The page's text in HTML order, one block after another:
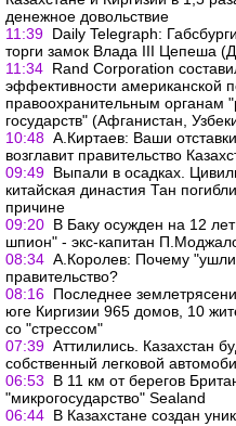
денежное довольствие
11:39 Daily Telegraph:
торги замок Влада III Цепеша
11:34 Rand Corporation
эффективности американской
правоохранительным органам
государств" (Афганистан,
10:48 А.Киртаев: Ваши
возглавит правительство
09:49 Выпали в осадках.
китайская династия Тан
причине
09:20 В Баку осужден на 12
шпион" - экс-капитан
08:34 А.Королев: Почему
правительство?
08:16 Поcледнее
юге Киргизии 965 домов, 10
со "стрессом"
07:39 Аттилились. Казахстан
собственный легковой
06:53
В 11 км от берегов
"микрогосударство" Sealand
06:44 В Казахстане создан